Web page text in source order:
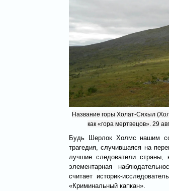
Название горы Холат-Сяхыл
как «гора мертвецов». 29
Будь Шерлок Холмс нашим
трагедия, случившаяся на
лучшие следователи страны,
элементарная
считает историк-
«Криминальный капкан».